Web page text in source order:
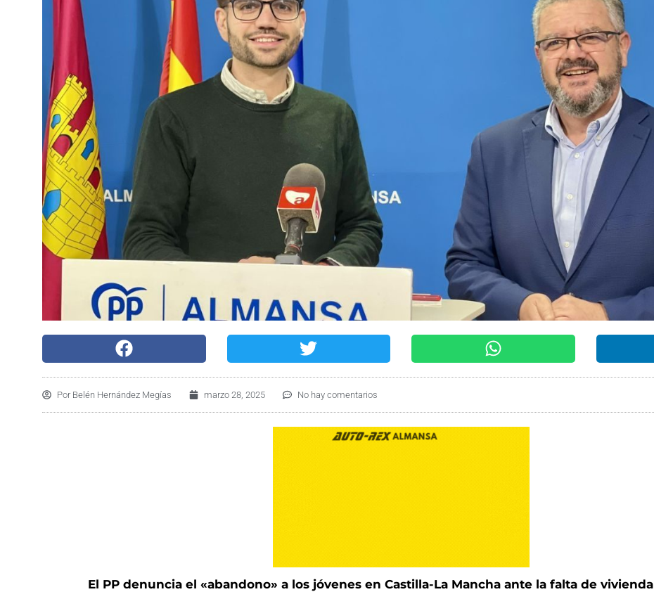
Por Belén Hernández Megías marzo 28, 2025 No hay comentarios
El PP denuncia el «abandono» a los jóvenes en Castilla-La Mancha ante la falta de